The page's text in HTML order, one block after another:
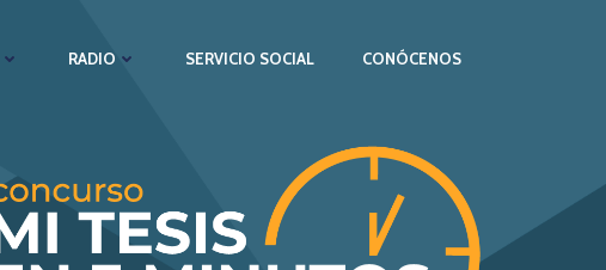
RADIO SERVICIO SOCIAL CONÓCENOS